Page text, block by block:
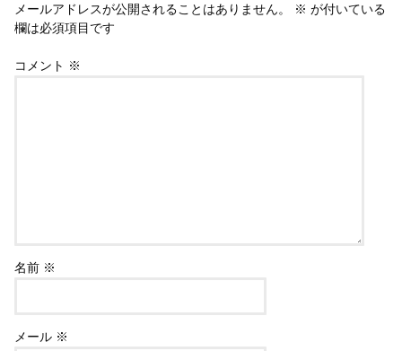
メールアドレスが公開されることはありません。 ※ が付いている
欄は必須項目です
コメント ※
名前 ※
メール ※